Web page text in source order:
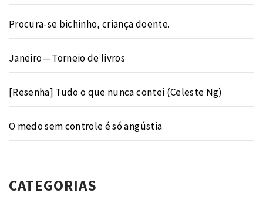
Procura-se bichinho, criança doente.
Janeiro — Torneio de livros
[Resenha] Tudo o que nunca contei (Celeste Ng)
O medo sem controle é só angústia
CATEGORIAS